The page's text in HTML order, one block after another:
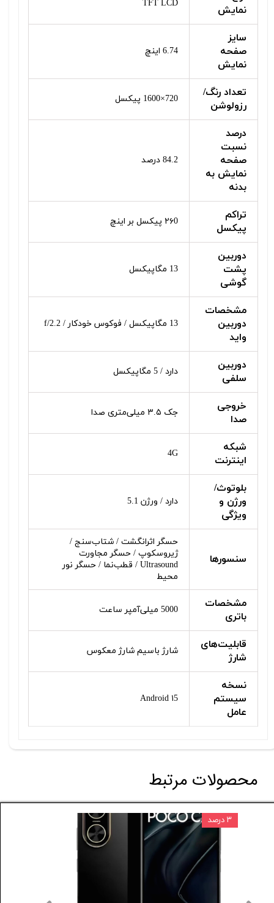
نمایش
TFT LCD
سایز
صفحه
نمایش
6.74 اینچ
تعداد رنگ/
رزولوشن
720×1600 پیکسل
درصد
نسبت
صفحه
نمایش به
بدنه
84.2 درصد
تراکم
پیکسل
۲۶0 پیکسل بر اینچ
دوربین‌
پشت
گوشی
13 مگاپیکسل
مشخصات
دوربین
واید
13 مگاپیکسل / فوکوس خودکار / f/2.2
دوربین
سلفی
دارد / 5 مگاپیکسل
خروجی
صدا
جک ۳.۵ میلی‌متری صدا
شبکه
اینترنت
4G
بلوتوث/
ورژن و
ویژگی
دارد / ورژن 5.1
سنسورها
حسگر اثرانگشت / شتاب‌سنج /
ژیروسکوپ / حسگر مجاورت
Ultrasound / قطب‌نما / حسگر نور
محیط
مشخصات
باتری
5000 میلی‌آمپر ساعت
قابلیت‌های
شارژ
شارژ باسیم شارژ معکوس
نسخه
سیستم
عامل
Android ۱5
محصولات مرتبط
۳ درصد